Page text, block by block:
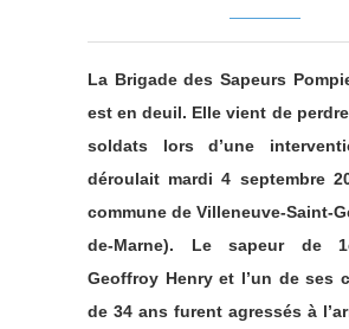
La Brigade des Sapeurs
est en deuil. Elle vient de
soldats lors d’une
déroulait mardi 4 septembre
commune de Villeneuve-Saint-
de-Marne). Le sapeur de
Geoffroy Henry et l’un de ses
de 34 ans furent agressés à